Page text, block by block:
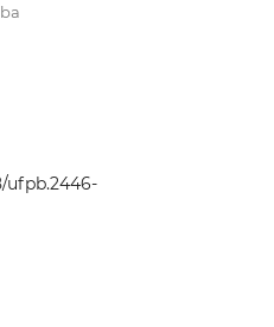
ufpb.2446-